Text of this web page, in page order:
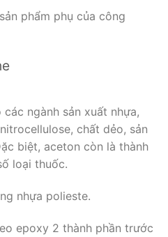
phẩm phụ của công
ngành sản xuất nhựa,
chất dẻo, sản
biệt, aceton còn là thành
loại thuốc.
nhựa polieste.
epoxy 2 thành phần trước